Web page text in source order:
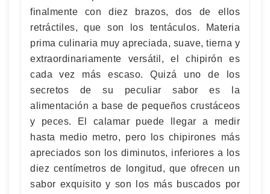
finalmente con diez brazos, dos de ellos
retráctiles, que son los tentáculos. Materia
prima culinaria muy apreciada, suave, tierna y
extraordinariamente versátil, el chipirón es
cada vez más escaso. Quizá uno de los
secretos de su peculiar sabor es la
alimentación a base de pequeños crustáceos
y peces. El calamar puede llegar a medir
hasta medio metro, pero los chipirones más
apreciados son los diminutos, inferiores a los
diez centímetros de longitud, que ofrecen un
sabor exquisito y son los más buscados por